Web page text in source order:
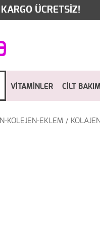
KARGO ÜCRETSİZ!
VİTAMİNLER CİLT BAKIMI
KOLEJEN-EKLEM